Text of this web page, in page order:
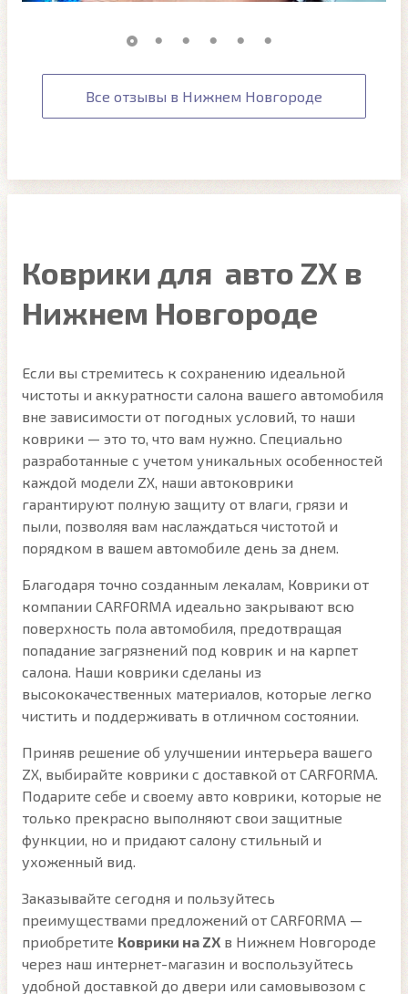
Все отзывы в Нижнем Новгороде
Коврики для авто ZX в
Нижнем Новгороде
Если вы стремитесь к сохранению идеальной
чистоты и аккуратности салона вашего автомобиля
вне зависимости от погодных условий, то наши
коврики — это то, что вам нужно. Специально
разработанные с учетом уникальных особенностей
каждой модели ZX, наши автоковрики
гарантируют полную защиту от влаги, грязи и
пыли, позволяя вам наслаждаться чистотой и
порядком в вашем автомобиле день за днем.
Благодаря точно созданным лекалам, Коврики от
компании CARFORMA идеально закрывают всю
поверхность пола автомобиля, предотвращая
попадание загрязнений под коврик и на карпет
салона. Наши коврики сделаны из
высококачественных материалов, которые легко
чистить и поддерживать в отличном состоянии.
Приняв решение об улучшении интерьера вашего
ZX, выбирайте коврики с доставкой от CARFORMA.
Подарите себе и своему авто коврики, которые не
только прекрасно выполняют свои защитные
функции, но и придают салону стильный и
ухоженный вид.
Заказывайте сегодня и пользуйтесь
преимуществами предложений от CARFORMA —
приобретите Коврики на ZX в Нижнем Новгороде
через наш интернет-магазин и воспользуйтесь
удобной доставкой до двери или самовывозом с